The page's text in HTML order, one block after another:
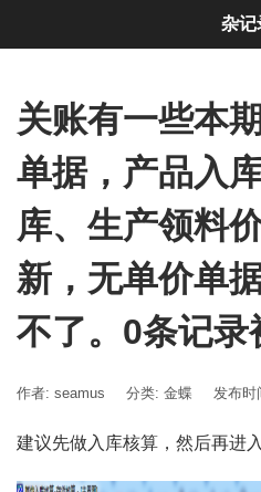
关账有一些本
单据，产品入
库、生产领料
新，无单价单
不了。0条记录
作者: seamus 分类: 金蝶 发布时
建议先做入库核算，然后再进
杂记